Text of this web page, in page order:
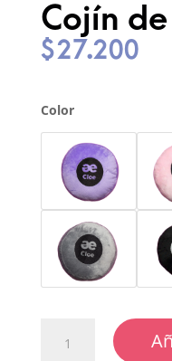
Cojín
$27.200
Color